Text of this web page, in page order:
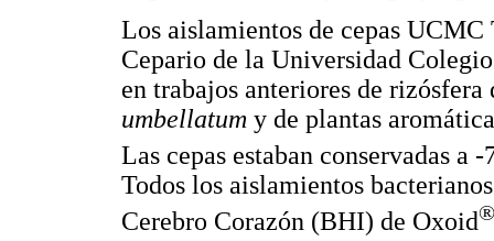
Los aislamientos de cepas
Cepario de la Universidad
en trabajos anteriores de
umbellatum y de plantas
Las cepas estaban conservadas a -
Todos los aislamientos
Cerebro Corazón (BHI) de Oxoid®